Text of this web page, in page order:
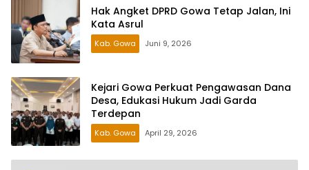
Hak Angket DPRD Gowa Tetap Jalan, Ini
Kata Asrul
Kab. Gowa Juni 9, 2026
Kejari Gowa Perkuat Pengawasan Dana
Desa, Edukasi Hukum Jadi Garda
Terdepan
Kab. Gowa April 29, 2026